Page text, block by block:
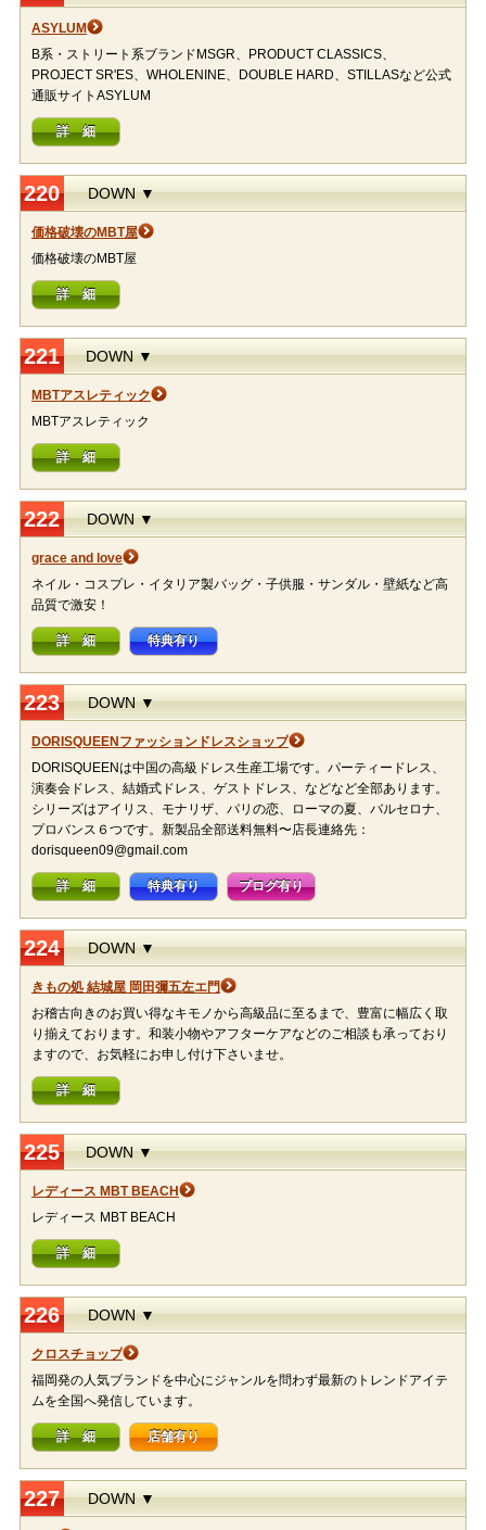
ASYLUM
B系・ストリート系ブランドMSGR、PRODUCT CLASSICS、
PROJECT SR'ES、WHOLENINE、DOUBLE HARD、STILLASなど公式
通販サイトASYLUM
詳 細
220 DOWN ▼
価格破壊のMBT屋
価格破壊のMBT屋
詳 細
221 DOWN ▼
MBTアスレティック
MBTアスレティック
詳 細
222 DOWN ▼
grace and love
ネイル・コスプレ・イタリア製バッグ・子供服・サンダル・壁紙など高
品質で激安！
詳 細 特典有り
223 DOWN ▼
DORISQUEENファッションドレスショップ
DORISQUEENは中国の高級ドレス生産工場です。パーティードレス、
演奏会ドレス、結婚式ドレス、ゲストドレス、などなど全部あります。
シリーズはアイリス、モナリザ、パリの恋、ローマの夏、バルセロナ、
プロバンス６つです。新製品全部送料無料〜店長連絡先：
dorisqueen09@gmail.com
詳 細 特典有り ブログ有り
224 DOWN ▼
きもの処 結城屋 岡田彌五左エ門
お稽古向きのお買い得なキモノから高級品に至るまで、豊富に幅広く取
り揃えております。和装小物やアフターケアなどのご相談も承っており
ますので、お気軽にお申し付け下さいませ。
詳 細
225 DOWN ▼
レディース MBT BEACH
レディース MBT BEACH
詳 細
226 DOWN ▼
クロスチョップ
福岡発の人気ブランドを中心にジャンルを問わず最新のトレンドアイテ
ムを全国へ発信しています。
詳 細 店舗有り
227 DOWN ▼